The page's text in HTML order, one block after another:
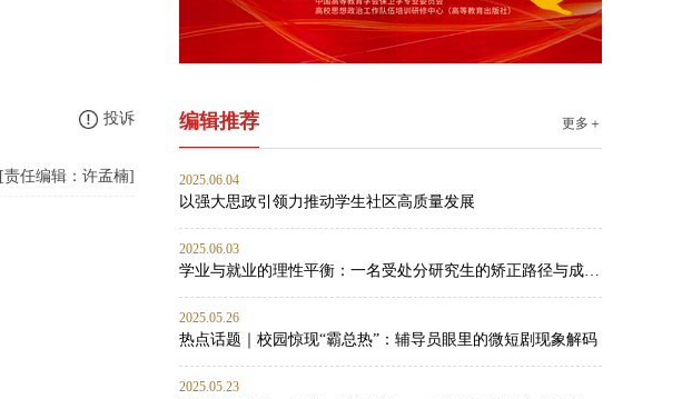
投诉
[责任编辑：许孟楠]
编辑推荐 更多＋
2025.06.04
以强大思政引领力推动学生社区高质量发展
2025.06.03
学业与就业的理性平衡：一名受处分研究生的矫正路径与成长启示
2025.05.26
热点话题｜校园惊现“霸总热”：辅导员眼里的微短剧现象解码
2025.05.23